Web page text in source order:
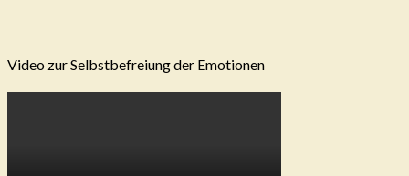
Video zur Selbstbefreiung der Emotionen